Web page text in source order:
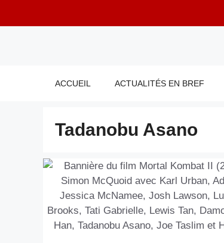
ACCUEIL ACTUALITÉS EN BREF
Tadanobu Asano